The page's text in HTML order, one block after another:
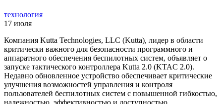
технология
17 июля
Компания Kutta Technologies, LLC (Kutta), лидер в области
критически важного для безопасности программного и
аппаратного обеспечения беспилотных систем, объявляет о
запуске тактического контроллера Kutta 2.0 (KTAC 2.0).
Недавно обновленное устройство обеспечивает критические
улучшения возможностей управления и контроля
пользователей беспилотных систем с повышенной гибкостью,
надежностью, эффективностью и доступностью.